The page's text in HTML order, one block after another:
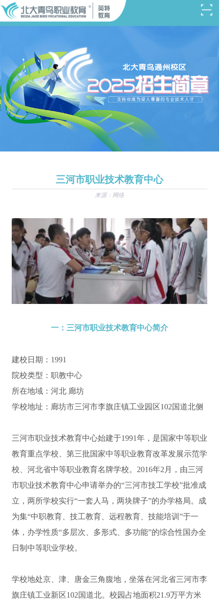
三河市职业技术教育中心
来源：网络
一：三河市职业技术教育中心简介
建校日期：1991
院校类型：职教中心
所在地域：河北 廊坊
学校地址：廊坊市三河市李旗庄镇工业园区102国道北侧
三河市职业技术教育中心始建于1991年，是国家中等职业
教育重点学校、第三批国家中等职业教育改革发展示范学
校、河北省中等职业教育名牌学校。2016年2月，由三河
市职业技术教育中心申请举办的“三河市技工学校”批准成
立，两所学校实行“一套人马，两块牌子”的办学格局。成
为集“中职教育、技工教育、远程教育、技能培训”于一
体，办学性质“多层次、多形式、多功能”的综合性国办全
日制中等职业学校。
学校地处京、津、唐金三角腹地，坐落在河北省三河市李
旗庄镇工业新区102国道北。校园占地面积21.9万平方米